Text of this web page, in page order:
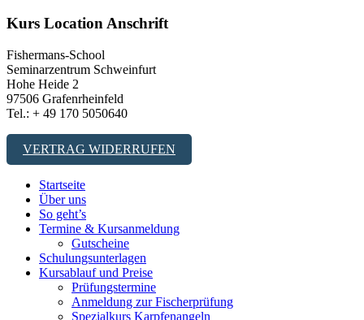
Kurs Location Anschrift
Fishermans-School
Seminarzentrum Schweinfurt
Hohe Heide 2
97506 Grafenrheinfeld
Tel.: + 49 170 5050640
VERTRAG WIDERRUFEN
Startseite
Über uns
So geht’s
Termine & Kursanmeldung
Gutscheine
Schulungsunterlagen
Kursablauf und Preise
Prüfungstermine
Anmeldung zur Fischerprüfung
Spezialkurs Karpfenangeln